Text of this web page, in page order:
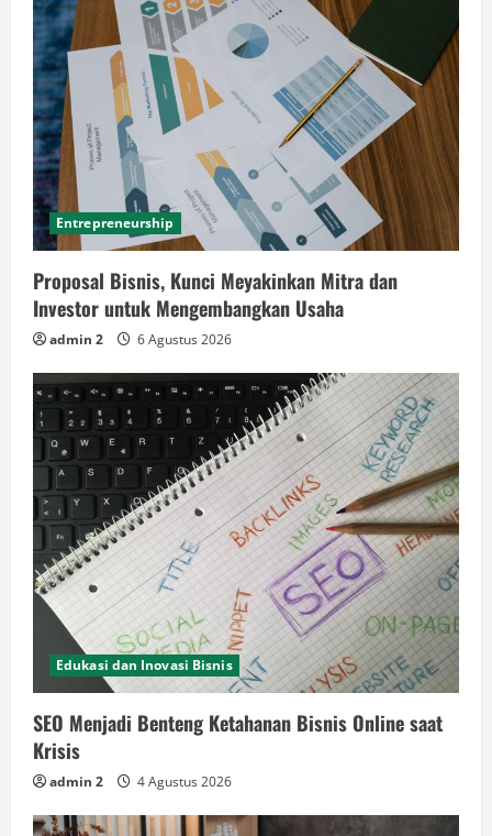
Entrepreneurship
Proposal Bisnis, Kunci Meyakinkan Mitra dan
Investor untuk Mengembangkan Usaha
admin 2 6 Agustus 2026
Edukasi dan Inovasi Bisnis
SEO Menjadi Benteng Ketahanan Bisnis Online saat
Krisis
admin 2 4 Agustus 2026